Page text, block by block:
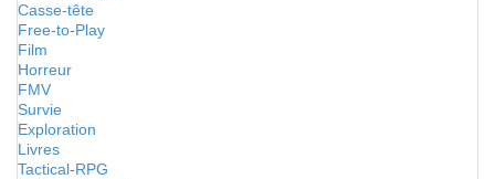
Casse-tête
Free-to-Play
Film
Horreur
FMV
Survie
Exploration
Livres
Tactical-RPG